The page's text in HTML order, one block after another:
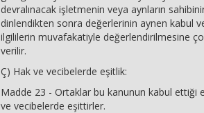
devralınacak işletmenin veya aynların
dinlendikten sonra değerlerinin aynen kabul
ilgililerin muvafakatiyle değerlendirilmesine
verilir.
Ç) Hak ve vecibelerde eşitlik:
Madde 23 - Ortaklar bu kanunun kabul ettiği
ve vecibelerde eşittirler.